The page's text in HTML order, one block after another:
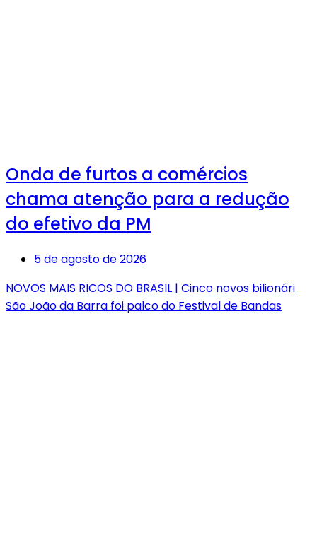
Onda de furtos a comércios
chama atenção para a redução
do efetivo da PM
5 de agosto de 2026
NOVOS MAIS RICOS DO BRASIL | Cinco novos bilionári
São João da Barra foi palco do Festival de Bandas